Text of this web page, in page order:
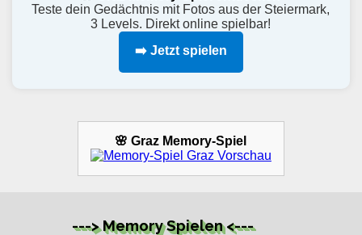
Teste dein Gedächtnis mit Fotos aus der Steiermark,
3 Levels. Direkt online spielbar!
➡️ Jetzt spielen
🌸 Graz Memory-Spiel
---> Memory Spielen <---